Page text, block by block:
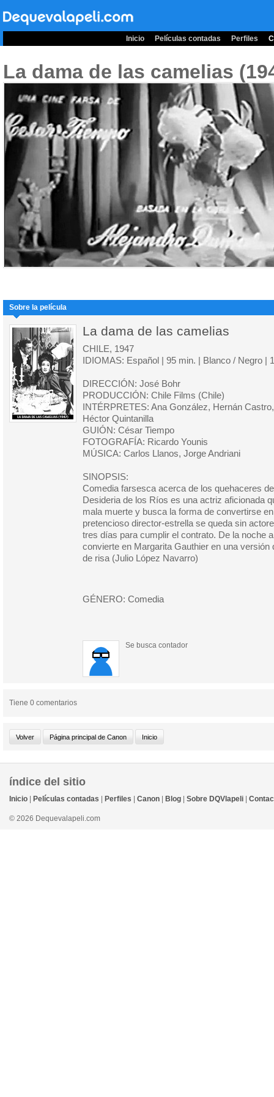
Inicio Películas contadas Perfiles
La dama de las camelias
Sobre la película
La dama de las camelias
CHILE, 1947
IDIOMAS: Español | 95 min. | Blanco / Negro |
DIRECCIÓN: José Bohr
PRODUCCIÓN: Chile Films (Chile)
INTÉRPRETES: Ana González, Hernán
Héctor Quintanilla
GUIÓN: César Tiempo
FOTOGRAFÍA: Ricardo Younis
MÚSICA: Carlos Llanos, Jorge Andriani
SINOPSIS:
Comedia farsesca acerca de los quehaceres
Desideria de los Ríos es una actriz aficionada
mala muerte y busca la forma de convertirse
pretencioso director-estrella se queda sin
tres días para cumplir el contrato. De la noche
convierte en Margarita Gauthier en una
de risa (Julio López Navarro)
GÉNERO: Comedia
Se busca contador
Tiene 0 comentarios
índice del sitio
Inicio Películas contadas Perfiles Canon Blog Sobre DQVlapeli
© 2026 Dequevalapeli.com